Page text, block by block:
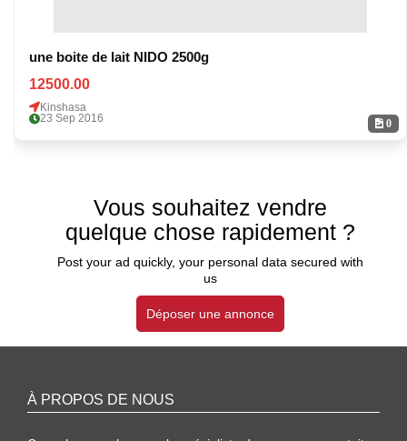
0
une boite de lait NIDO 2500g
12500.00
Kinshasa
23 Sep 2016
Vous souhaitez vendre
quelque chose rapidement ?
Post your ad quickly, your personal data secured with
us
Déposer une annonce
À PROPOS DE NOUS